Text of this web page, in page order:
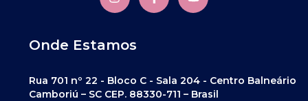
Onde Estamos
Rua 701 nº 22 - Bloco C - Sala 204 - Centro Balneário
Camboriú – SC CEP. 88330-711 – Brasil